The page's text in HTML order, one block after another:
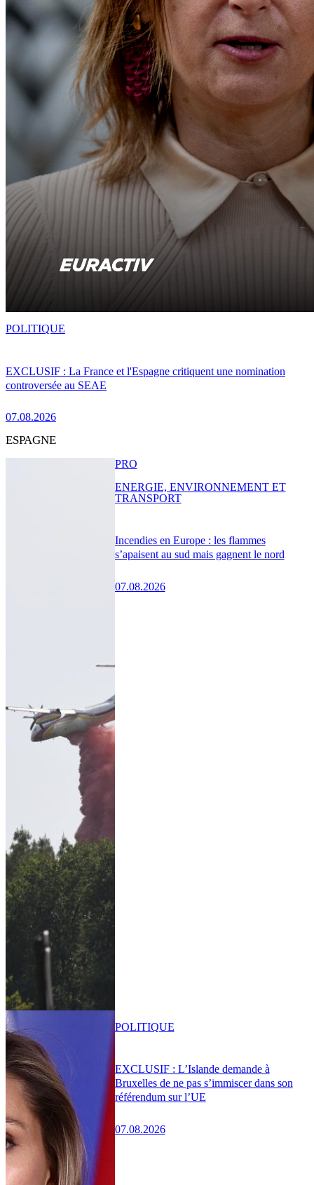
EXCLUSIF : La France et l'Espagne critiquent une nomination
controversée au SEAE
07.08.2026
POLITIQUE
ESPAGNE
Incendies en Europe : les flammes
s’apaisent au sud mais gagnent le nord
07.08.2026
PRO
ENERGIE, ENVIRONNEMENT ET
TRANSPORT
EXCLUSIF : L’Islande demande à
Bruxelles de ne pas s’immiscer dans son
référendum sur l’UE
07.08.2026
POLITIQUE